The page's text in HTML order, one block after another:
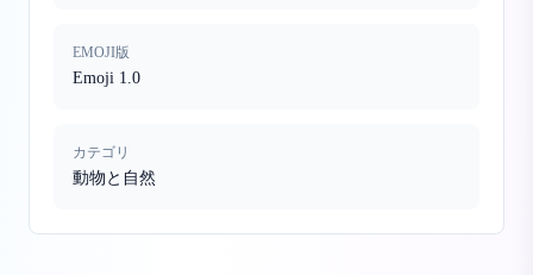
EMOJI版
Emoji 1.0
カテゴリ
動物と自然